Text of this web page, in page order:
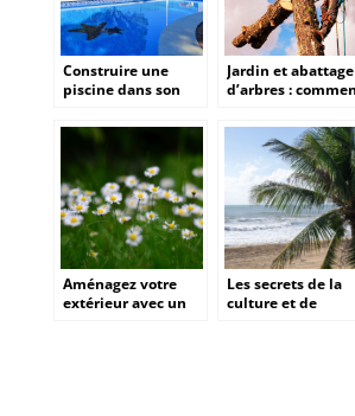
Construire une
piscine dans son
ambitieux
Jardin et abattage
d’arbres :
Aménagez votre
extérieur avec un
Les secrets de la
culture et de